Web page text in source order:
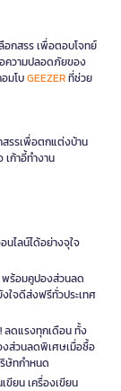
กสรร เพื่อตอบโจทย์
ความปลอดภัยของ
มโบGEEZERที่ช่วย
รรเพื่อตกแต่งบ้าน
เก้าอี้ทำงาน
ไลน์ได้อย่างจุใจ
พร้อมคูปองส่วนลด
ใจดีส่งฟรีทั่วประเทศ
ลดแรงทุกเดือน ทั้ง
งส่วนลดพิเศษเมื่อซื้อ
ษัทกำหนด
ขียน เครื่องเขียน